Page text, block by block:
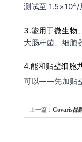
测试至 1.5×10⁴/
3.能用于微生物
大肠杆菌、细胞
4.能和贴壁细胞
可以——先加贴
上一篇： Covaris品